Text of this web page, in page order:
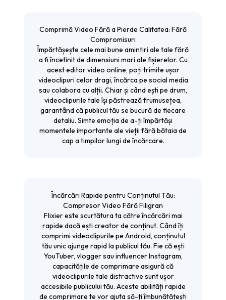
Comprimă Video Fără a Pierde Calitatea: Fără
Compromisuri
Împărtășește cele mai bune amintiri ale tale fără
a fi încetinit de dimensiuni mari ale fișierelor. Cu
acesteditor video online, poți trimite ușor
videoclipuri celor dragi, încărca pe social media
sau colabora cu alții. Chiar și când ești pe drum,
videoclipurile tale își păstrează frumusețea,
garantând că publicul tău se bucură de fiecare
detaliu. Simte emoția de a-ți împărtăși
momentele importante ale vieții fără bătaia de
cap a timpilor lungi de încărcare.
Încărcări Rapide pentru Conținutul Tău:
Compresor Video Fără Filigran
Flixier este scurtătura ta către încărcări mai
rapide dacă ești creator de conținut. Când îți
comprimi videoclipurile pe Android, conținutul
tău unic ajunge rapid la publicul tău. Fie că ești
YouTuber, vlogger sau influencer Instagram,
capacitățile de comprimare asigură că
videoclipurile tale distractive sunt ușor
accesibile publicului tău. Aceste abilități rapide
de comprimare te vor ajuta să-ți îmbunătățești